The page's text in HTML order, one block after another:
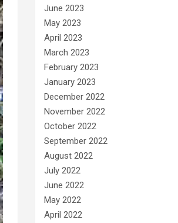
June 2023
May 2023
April 2023
March 2023
February 2023
January 2023
December 2022
November 2022
October 2022
September 2022
August 2022
July 2022
June 2022
May 2022
April 2022